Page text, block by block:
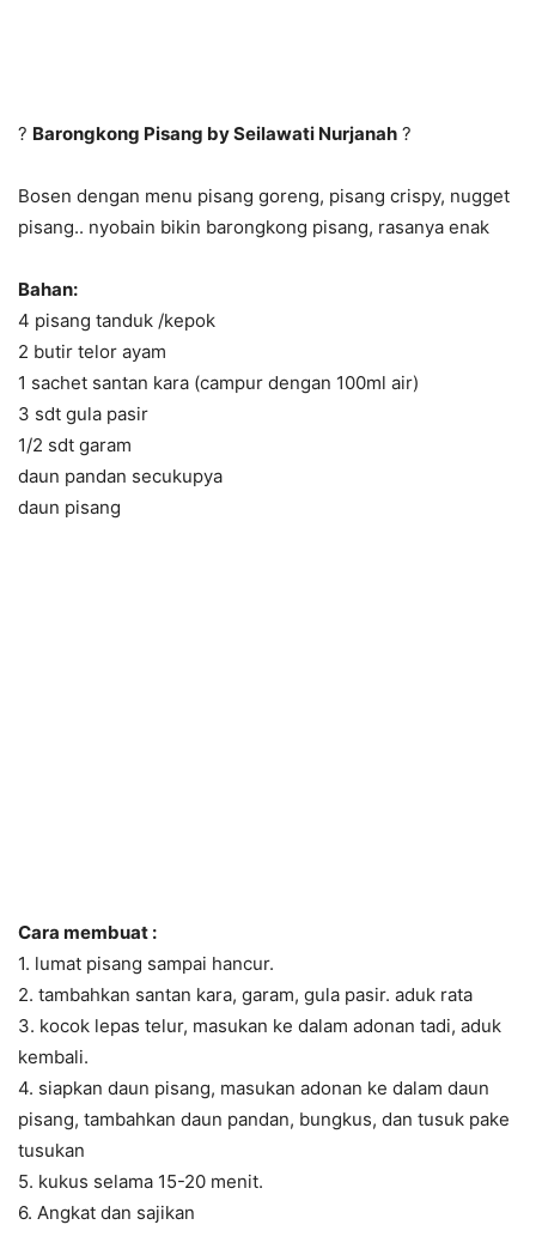
? Barongkong Pisang by Seilawati Nurjanah ?
Bosen dengan menu pisang goreng, pisang crispy, nugget
pisang.. nyobain bikin barongkong pisang, rasanya enak
Bahan:
4 pisang tanduk /kepok
2 butir telor ayam
1 sachet santan kara (campur dengan 100ml air)
3 sdt gula pasir
1/2 sdt garam
daun pandan secukupya
daun pisang
Cara membuat :
1. lumat pisang sampai hancur.
2. tambahkan santan kara, garam, gula pasir. aduk rata
3. kocok lepas telur, masukan ke dalam adonan tadi, aduk
kembali.
4. siapkan daun pisang, masukan adonan ke dalam daun
pisang, tambahkan daun pandan, bungkus, dan tusuk pake
tusukan
5. kukus selama 15-20 menit.
6. Angkat dan sajikan